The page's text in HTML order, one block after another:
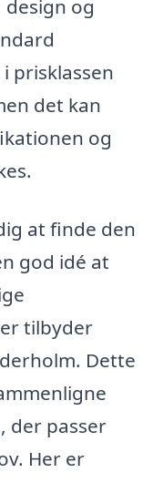
og
prisklassen
det kan
og
at finde den
god idé at
tilbyder
Dette
der passer
Her er